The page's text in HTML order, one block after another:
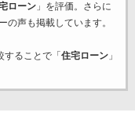
ローン」を評価。さらに
の声も掲載しています。
することで「 住宅ローン」